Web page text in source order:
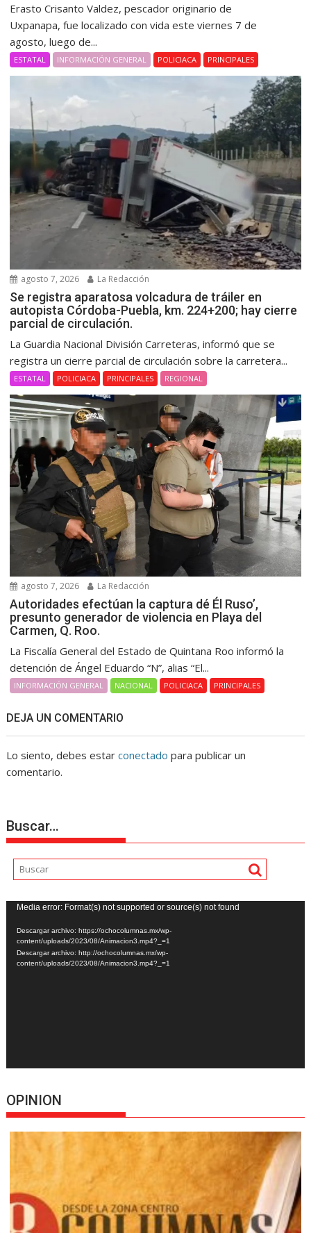
Erasto Crisanto Valdez, pescador originario de
Uxpanapa, fue localizado con vida este viernes 7 de
agosto, luego de...
ESTATAL INFORMACIÓN GENERAL POLICIACA PRINCIPALES
agosto 7, 2026 La Redacción
Se registra aparatosa volcadura de tráiler en
autopista Córdoba-Puebla, km. 224+200; hay cierre
parcial de circulación.
La Guardia Nacional División Carreteras, informó que se
registra un cierre parcial de circulación sobre la carretera...
ESTATAL POLICIACA PRINCIPALES REGIONAL
agosto 7, 2026 La Redacción
Autoridades efectúan la captura dé Él Ruso’,
presunto generador de violencia en Playa del
Carmen, Q. Roo.
La Fiscalía General del Estado de Quintana Roo informó la
detención de Ángel Eduardo “N”, alias “El...
INFORMACIÓN GENERAL NACIONAL POLICIACA PRINCIPALES
DEJA UN COMENTARIO
Lo siento, debes estarconectado para publicar un
comentario.
Buscar…
Reproductor
de
vídeo
Media error: Format(s) not supported or source(s) not found
Descargar archivo: https://ochocolumnas.mx/wp-
content/uploads/2023/08/Animacion3.mp4?_=1
Descargar archivo: http://ochocolumnas.mx/wp-
content/uploads/2023/08/Animacion3.mp4?_=1
OPINION